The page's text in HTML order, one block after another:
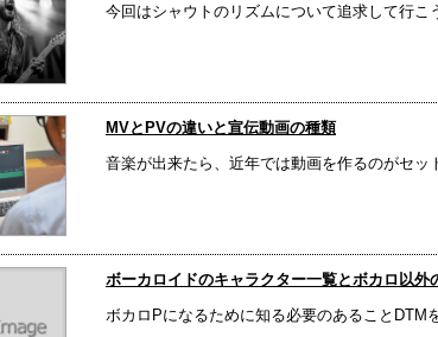
今回はシャウトのリズムについて追求して行こ
MVとPVの違いと宣伝動画の種類
音楽が出来たら、近年では動画を作るのがセッ
ボーカロイドのキャラクター一覧とボカロ以
ボカロPになるために知る必要のあることDTM